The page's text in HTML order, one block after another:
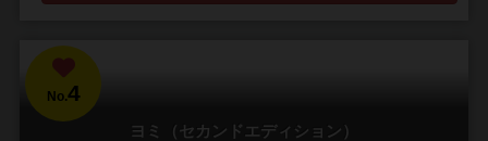
No.4
ヨミ（セカンドエディション）